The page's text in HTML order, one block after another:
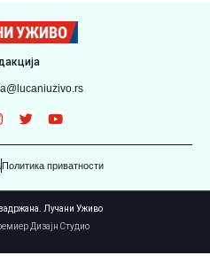
Политика приватности
Лучани Уживо
Дизајн Студио